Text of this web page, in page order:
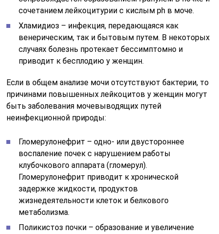
сочетанием лейкоцитурии с кислым ph в моче.
Хламидиоз – инфекция, передающаяся как
венерическим, так и бытовым путем. В некоторых
случаях болезнь протекает бессимптомно и
приводит к бесплодию у женщин.
Если в общем анализе мочи отсутствуют бактерии, то
причинами повышенных лейкоцитов у женщин могут
быть заболевания мочевыводящих путей
неинфекционной природы:
Гломерулонефрит – одно- или двустороннее
воспаление почек с нарушением работы
клубочкового аппарата (гломерул).
Гломерулонефрит приводит к хронической
задержке жидкости, продуктов
жизнедеятельности клеток и белкового
метаболизма.
Поликистоз почки – образование и увеличение